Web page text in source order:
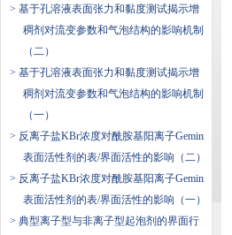
> 基于孔溶液表面张力和黏度测试揭示增
稠剂对流变参数和气泡结构的影响机制
（二）
> 基于孔溶液表面张力和黏度测试揭示增
稠剂对流变参数和气泡结构的影响机制
（一）
> 反离子盐KBr浓度对酰胺基阳离子Gemini
表面活性剂的表/界面活性的影响（二）
> 反离子盐KBr浓度对酰胺基阳离子Gemini
表面活性剂的表/界面活性的影响（一）
> 典型离子型与非离子型起泡剂的界面行